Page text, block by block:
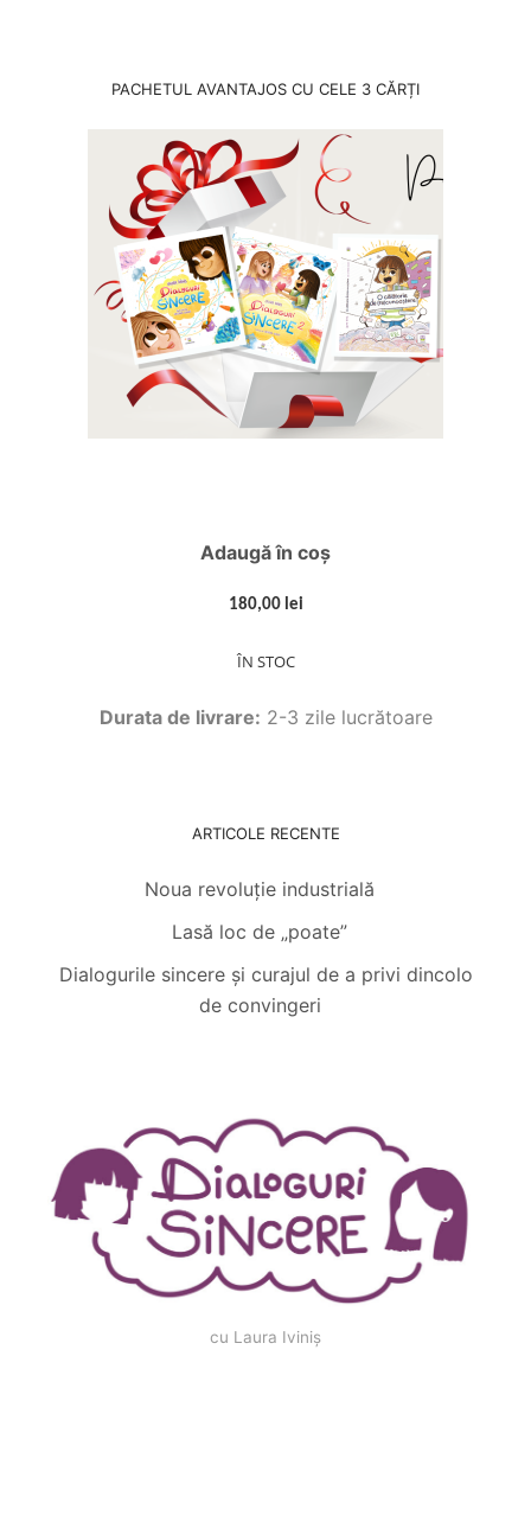
PACHETUL AVANTAJOS CU CELE 3 CĂRȚI
Adaugă în coș
180,00 lei
ÎN STOC
Durata de livrare: 2-3 zile lucrătoare
ARTICOLE RECENTE
Noua revoluție industrială
Lasă loc de „poate”
Dialogurile sincere și curajul de a privi dincolo
de convingeri
cu Laura Iviniș